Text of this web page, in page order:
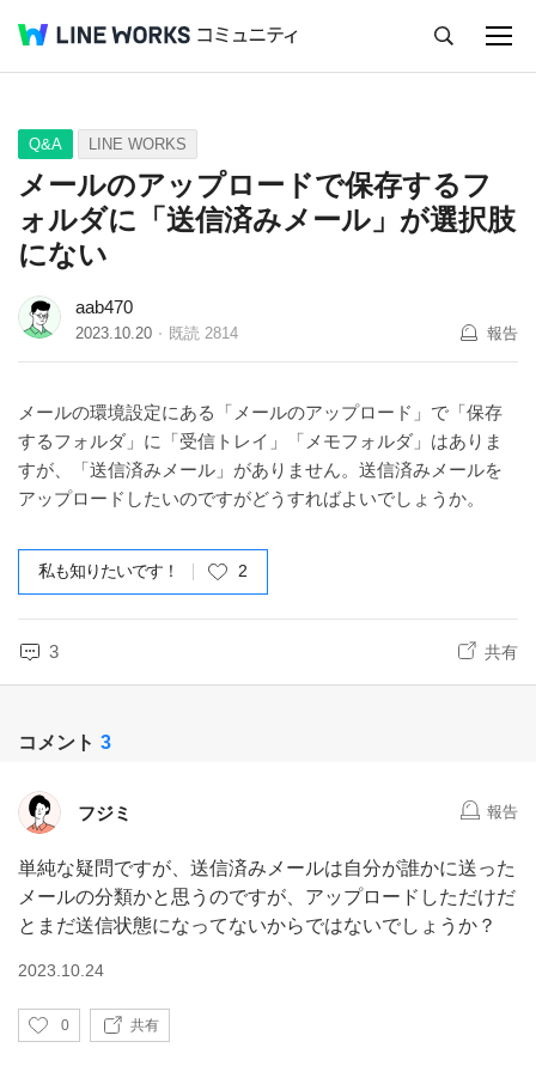
Q&A Tips Ideas
Q&A LINE WORKS
メールのアップロードで保存するフ
ォルダに「送信済みメール」が選択肢
にない
aab470
2023.10.20 既読 2814 報告
メールの環境設定にある「メールのアップロード」で「保存
するフォルダ」に「受信トレイ」「メモフォルダ」はありま
すが、「送信済みメール」がありません。送信済みメールを
アップロードしたいのですがどうすればよいでしょうか。
私も知りたいです！ 2
3 共有
コメント 3
フジミ 報告
単純な疑問ですが、送信済みメールは自分が誰かに送った
メールの分類かと思うのですが、アップロードしただけだ
とまだ送信状態になってないからではないでしょうか？
2023.10.24
い
0 共有